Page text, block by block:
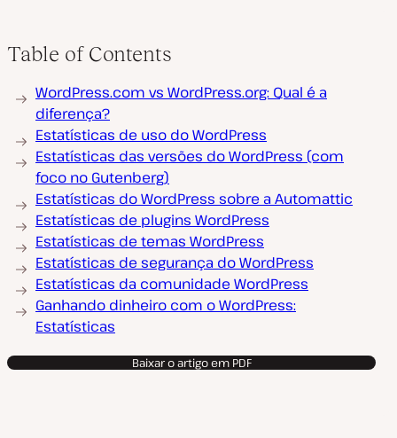
Table of Contents
WordPress.com vs WordPress.org: Qual é a
diferença?
Estatísticas de uso do WordPress
Estatísticas das versões do WordPress (com
foco no Gutenberg)
Estatísticas do WordPress sobre a Automattic
Estatísticas de plugins WordPress
Estatísticas de temas WordPress
Estatísticas de segurança do WordPress
Estatísticas da comunidade WordPress
Ganhando dinheiro com o WordPress:
Estatísticas
Baixar o artigo em PDF